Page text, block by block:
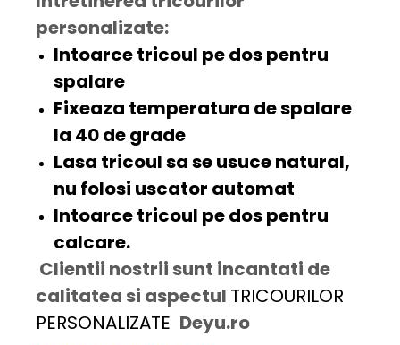
personalizate:
Intoarce tricoul pe dos pentru
spalare
Fixeaza temperatura de spalare
la 40 de grade
Lasa tricoul sa se usuce natural,
nu folosi uscator automat
Intoarce tricoul pe dos pentru
calcare.
Clientii nostrii sunt incantati de
calitatea si aspectul TRICOURILOR
PERSONALIZATE Deyu.ro